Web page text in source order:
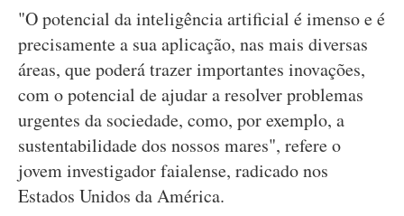
"O potencial da inteligência artificial é imenso e é
precisamente a sua aplicação, nas mais diversas
áreas, que poderá trazer importantes inovações,
com o potencial de ajudar a resolver problemas
urgentes da sociedade, como, por exemplo, a
sustentabilidade dos nossos mares", refere o
jovem investigador faialense, radicado nos
Estados Unidos da América.